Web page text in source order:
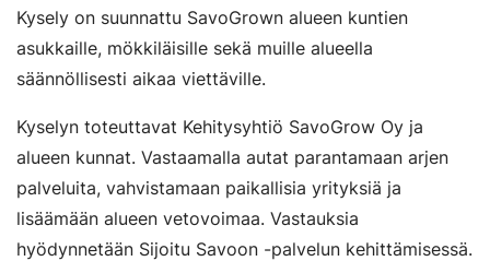
Kysely on suunnattu SavoGrown alueen kuntien
asukkaille, mökkiläisille sekä muille alueella
säännöllisesti aikaa viettäville.
Kyselyn toteuttavat Kehitysyhtiö SavoGrow Oy ja
alueen kunnat. Vastaamalla autat parantamaan arjen
palveluita, vahvistamaan paikallisia yrityksiä ja
lisäämään alueen vetovoimaa. Vastauksia
hyödynnetään Sijoitu Savoon -palvelun kehittämisessä.